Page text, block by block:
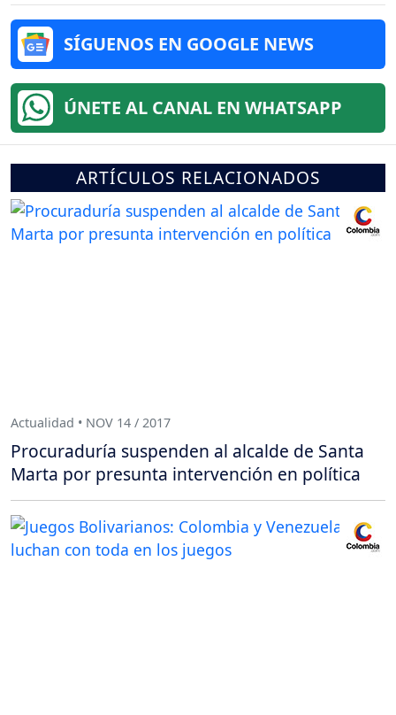
SÍGUENOS EN GOOGLE NEWS
ÚNETE AL CANAL EN WHATSAPP
ARTÍCULOS RELACIONADOS
Actualidad • NOV 14 / 2017
Procuraduría suspenden al alcalde de Santa
Marta por presunta intervención en política